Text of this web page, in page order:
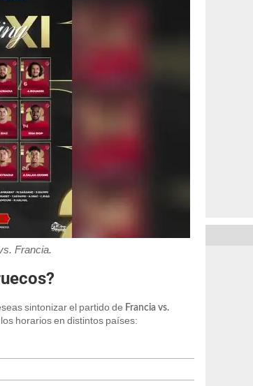
Francia.
sintonizar el partido de Francia vs.
horarios en distintos países: